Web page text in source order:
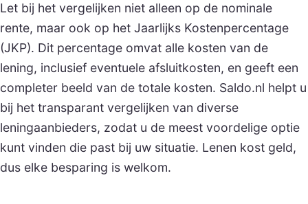
Let bij het vergelijken niet alleen op de nominale
rente, maar ook op het Jaarlijks Kostenpercentage
(JKP). Dit percentage omvat alle kosten van de
lening, inclusief eventuele afsluitkosten, en geeft een
completer beeld van de totale kosten. Saldo.nl helpt u
bij het transparant vergelijken van diverse
leningaanbieders, zodat u de meest voordelige optie
kunt vinden die past bij uw situatie. Lenen kost geld,
dus elke besparing is welkom.